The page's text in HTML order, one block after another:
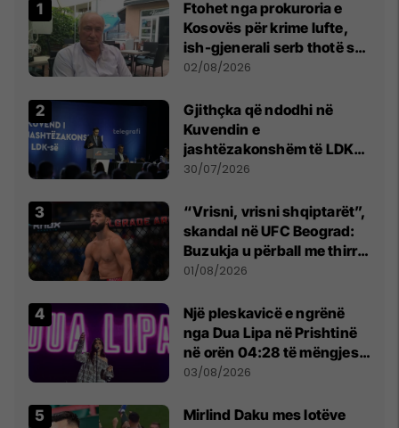
Ftohet nga prokuroria e
Kosovës për krime lufte,
ish-gjenerali serb thotë se
dikush e tradhtoi në
02/08/2026
Gjithçka që ndodhi në
Kuvendin e
jashtëzakonshëm të LDK-
së
30/07/2026
“Vrisni, vrisni shqiptarët”,
skandal në UFC Beograd:
Buzukja u përball me thirrje
anti-shqiptare nga
01/08/2026
Një pleskavicë e ngrënë
nga Dua Lipa në Prishtinë
në orën 04:28 të mëngjesit
- dhe bota digjitale serbe
03/08/2026
Mirlind Daku mes lotëve